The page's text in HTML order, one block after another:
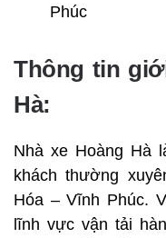
Phúc
Thông tin
Hà:
Nhà xe Hoàng Hà
khách thường
Hóa – Vĩnh Phúc.
lĩnh vực vận tải